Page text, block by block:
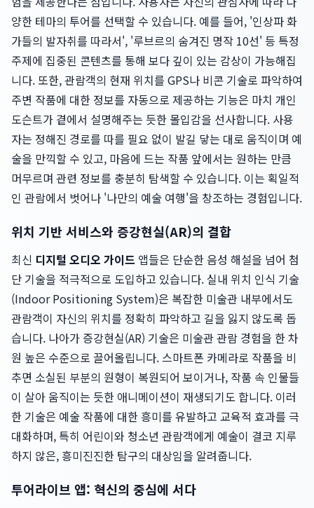
양한 테마의 투어를 선택할 수 있습니다. 예를 들어, '인상파 화
가들의 발자취를 따라서', '루브르의 숨겨진 명작 10선' 등 특정
주제에 집중된 콘텐츠를 통해 보다 깊이 있는 감상이 가능해집
니다. 또한, 관람객의 현재 위치를 GPS나 비콘 기술로 파악하여
주변 작품에 대한 정보를 자동으로 제공하는 기능은 마치 개인
도슨트가 곁에서 설명해주는 듯한 몰입감을 선사합니다. 사용
자는 정해진 경로를 따를 필요 없이 발길 닿는 대로 움직이며 예
술을 만끽할 수 있고, 마음에 드는 작품 앞에서는 원하는 만큼
머무르며 관련 정보를 충분히 탐색할 수 있습니다. 이는 획일적
인 관람에서 벗어나 '나만의 예술 여행'을 창조하는 경험입니다.
위치 기반 서비스와 증강현실(AR)의 결합
최신 디지털 오디오 가이드 앱들은 단순한 음성 해설을 넘어 첨
단 기술을 적극적으로 도입하고 있습니다. 실내 위치 인식 기술
(Indoor Positioning System)은 복잡한 미술관 내부에서도
관람객이 자신의 위치를 정확히 파악하고 길을 잃지 않도록 돕
습니다. 나아가 증강현실(AR) 기술은 미술관 관람 경험을 한 차
원 높은 수준으로 끌어올립니다. 스마트폰 카메라로 작품을 비
추면 소실된 부분의 원형이 복원되어 보이거나, 작품 속 인물들
이 살아 움직이는 듯한 애니메이션이 재생되기도 합니다. 이러
한 기술은 예술 작품에 대한 흥미를 유발하고 교육적 효과를 극
대화하며, 특히 어린이와 청소년 관람객에게 예술이 결코 지루
하지 않은, 흥미진진한 탐구의 대상임을 알려줍니다.
투어라이브 앱: 혁신의 중심에 서다